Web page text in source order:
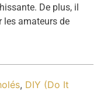
De plus, il
les amateurs de
, DIY (Do It